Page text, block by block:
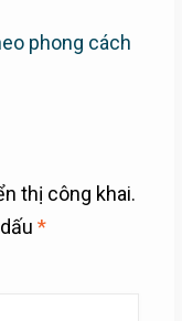
phong cách
thị công khai.
*